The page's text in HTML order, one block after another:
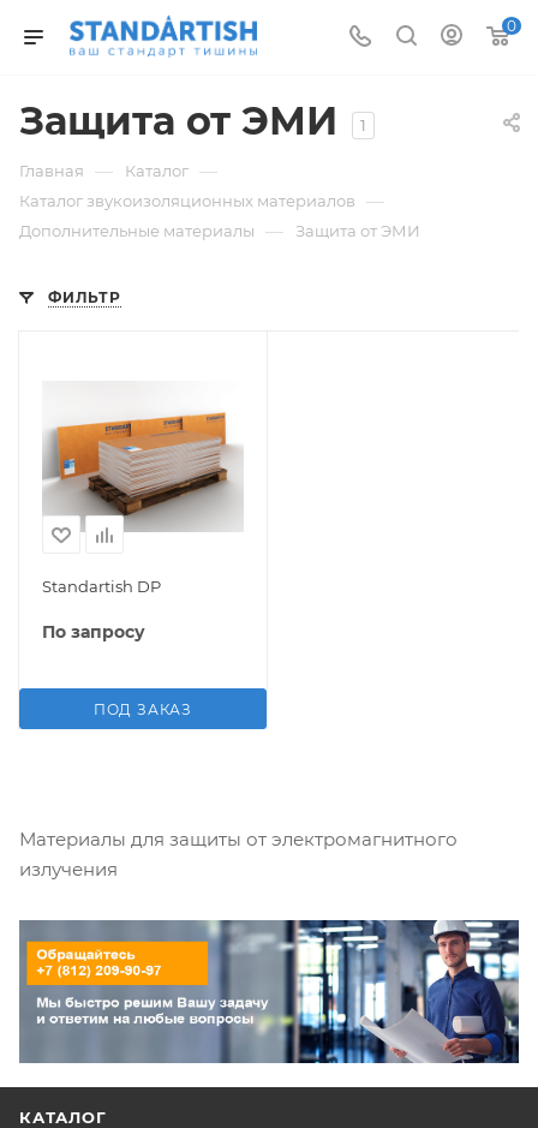
0
Защита от ЭМИ 1
Главная — Каталог —
Каталог звукоизоляционных материалов —
Дополнительные материалы — Защита от ЭМИ
ФИЛЬТР
Standartish DP
По запросу
ПОД ЗАКАЗ
Материалы для защиты от электромагнитного
излучения
КАТАЛОГ